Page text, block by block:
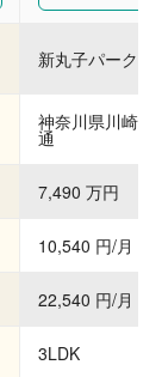
新丸子パーク・
神奈川県川崎市
通
7,490 万円
10,540 円/月
22,540 円/月
3LDK